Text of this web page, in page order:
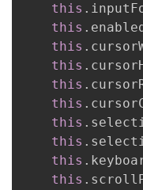
this .
this . enabled
this .
this .
this .
this .
this .
this .
this .
this .